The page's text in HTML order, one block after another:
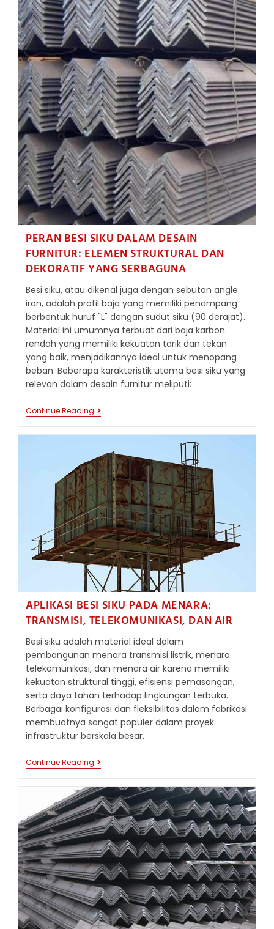
UMUM
DI
PASARAN:
PANDUAN
LENGKAP
DIMENSI
KAKI
DAN
KETEBALANNYA
PERAN BESI SIKU DALAM DESAIN
FURNITUR: ELEMEN STRUKTURAL DAN
DEKORATIF YANG SERBAGUNA
Besi siku, atau dikenal juga dengan sebutan angle
iron, adalah profil baja yang memiliki penampang
berbentuk huruf "L" dengan sudut siku (90 derajat).
Material ini umumnya terbuat dari baja karbon
rendah yang memiliki kekuatan tarik dan tekan
yang baik, menjadikannya ideal untuk menopang
beban. Beberapa karakteristik utama besi siku yang
relevan dalam desain furnitur meliputi:
Continue Reading PERAN
BESI
DESAIN
FURNITUR:
ELEMEN
STRUKTURAL
DAN
DEKORATIF
YANG
SERBAGUNA
APLIKASI BESI SIKU PADA MENARA:
TRANSMISI, TELEKOMUNIKASI, DAN AIR
Besi siku adalah material ideal dalam
pembangunan menara transmisi listrik, menara
telekomunikasi, dan menara air karena memiliki
kekuatan struktural tinggi, efisiensi pemasangan,
serta daya tahan terhadap lingkungan terbuka.
Berbagai konfigurasi dan fleksibilitas dalam fabrikasi
membuatnya sangat populer dalam proyek
infrastruktur berskala besar.
Continue Reading APLIKASI
BESI
PADA
MENARA:
TRANSMISI,
TELEKOMUNIKASI,
DAN
AIR